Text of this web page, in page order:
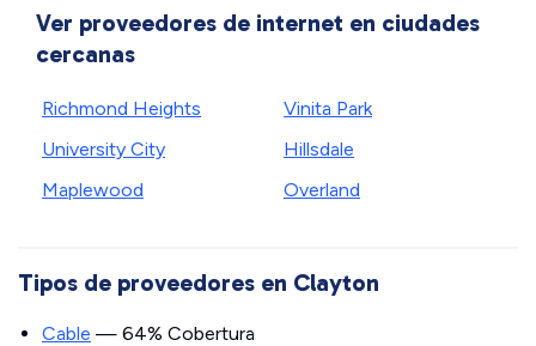
Ver proveedores de internet en ciudades
cercanas
Richmond Heights
University City
Maplewood
Vinita Park
Hillsdale
Overland
Tipos de proveedores en Clayton
Cable — 64% Cobertura